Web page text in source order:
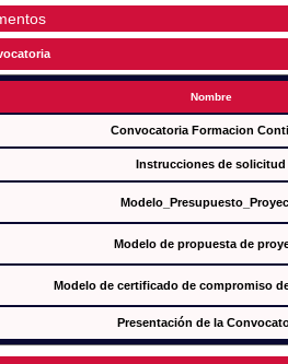
Nombre
Convocatoria Formacion
Instrucciones de solicitud
Modelo de propuesta de
Modelo de certificado de compromiso
Presentación de la